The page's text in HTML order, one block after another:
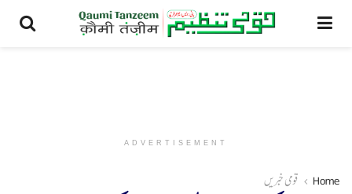
ADVERTISEMENT
Home قومی خبریں